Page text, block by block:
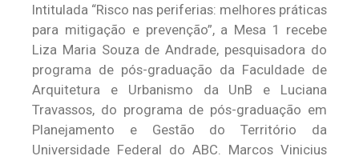
Intitulada “Risco nas periferias: melhores práticas
para mitigação e prevenção”, a Mesa 1 recebe
Liza Maria Souza de Andrade, pesquisadora do
programa de pós-graduação da Faculdade de
Arquitetura e Urbanismo da UnB e Luciana
Travassos, do programa de pós-graduação em
Planejamento e Gestão do Território da
Universidade Federal do ABC. Marcos Vinicius